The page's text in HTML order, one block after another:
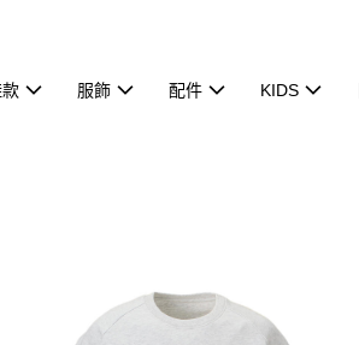
服飾 配件 KIDS